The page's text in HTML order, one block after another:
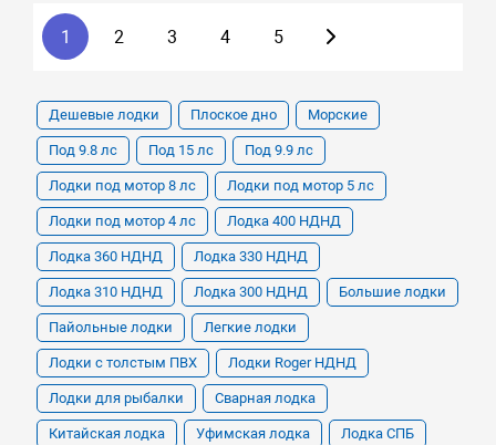
1 2 3 4 5
Дешевые лодки Плоское дно Морские
Под 9.8 лс Под 15 лс Под 9.9 лс
Лодки под мотор 8 лс Лодки под мотор 5 лс
Лодки под мотор 4 лс Лодка 400 НДНД
Лодка 360 НДНД Лодка 330 НДНД
Лодка 310 НДНД Лодка 300 НДНД Большие лодки
Пайольные лодки Легкие лодки
Лодки с толстым ПВХ Лодки Roger НДНД
Лодки для рыбалки Сварная лодка
Китайская лодка Уфимская лодка Лодка СПБ